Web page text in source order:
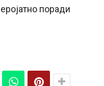
поради